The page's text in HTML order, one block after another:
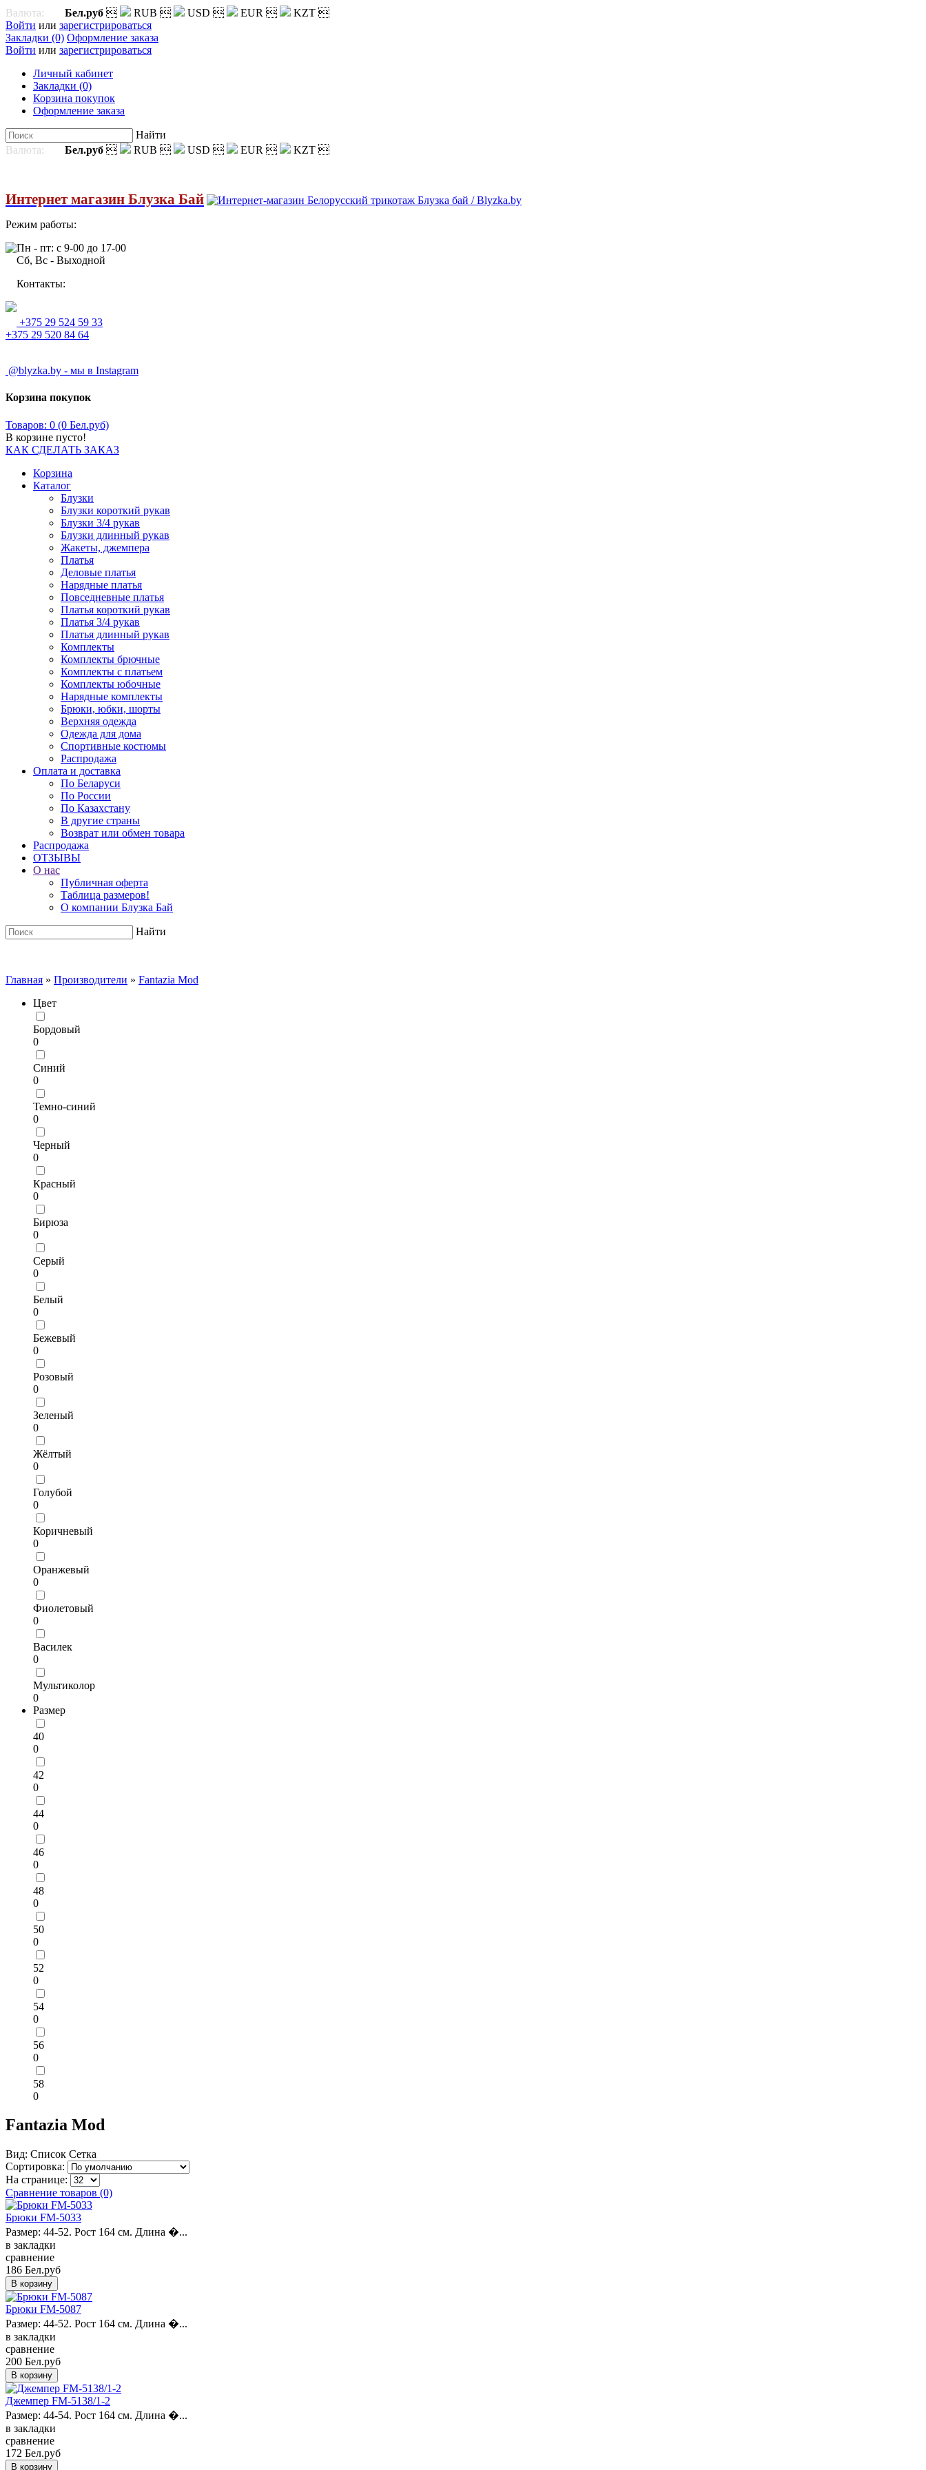
Валюта: Бел.руб  RUB  USD  EUR  KZT 
Войти или зарегистрироваться
Закладки (0) Оформление заказа
Войти или зарегистрироваться
Личный кабинет
Закладки (0)
Корзина покупок
Оформление заказа
Найти
Валюта:
Бел.руб  RUB  USD  EUR  KZT 
Интернет магазин Блузка Бай
Режим работы:
Пн - пт: с 9-00 до 17-00
Сб, Вс - Выходной
Контакты:
+375 29 524 59 33
+375 29 520 84 64
@blyzka.by - мы в Instagram
Корзина покупок
Товаров: 0 (0 Бел.руб)
В корзине пусто!
КАК СДЕЛАТЬ ЗАКАЗ
Корзина
Каталог
Блузки
Блузки короткий рукав
Блузки 3/4 рукав
Блузки длинный рукав
Жакеты, джемпера
Платья
Деловые платья
Нарядные платья
Повседневные платья
Платья короткий рукав
Платья 3/4 рукав
Платья длинный рукав
Комплекты
Комплекты брючные
Комплекты с платьем
Комплекты юбочные
Нарядные комплекты
Брюки, юбки, шорты
Верхняя одежда
Одежда для дома
Спортивные костюмы
Распродажа
Оплата и доставка
По Беларуси
По России
По Казахстану
В другие страны
Возврат или обмен товара
Распродажа
ОТЗЫВЫ
О нас
Публичная оферта
Таблица размеров!
О компании Блузка Бай
Найти
Главная » Производители » Fantazia Mod
Цвет
Бордовый
0
Синий
0
Темно-синий
0
Черный
0
Красный
0
Бирюза
0
Серый
0
Белый
0
Бежевый
0
Розовый
0
Зеленый
0
Жёлтый
0
Голубой
0
Коричневый
0
Оранжевый
0
Фиолетовый
0
Василек
0
Мультиколор
0
Размер
40
0
42
0
44
0
46
0
48
0
50
0
52
0
54
0
56
0
58
0
Fantazia Mod
Вид: Список Сетка
Сортировка:
На странице:
Сравнение товаров (0)
Брюки FM-5033
Размер: 44-52. Рост 164 см. Длина �...
в закладки
сравнение
186 Бел.руб
Брюки FM-5087
Размер: 44-52. Рост 164 см. Длина �...
в закладки
сравнение
200 Бел.руб
Джемпер FM-5138/1-2
Размер: 44-54. Рост 164 см. Длина �...
в закладки
сравнение
172 Бел.руб